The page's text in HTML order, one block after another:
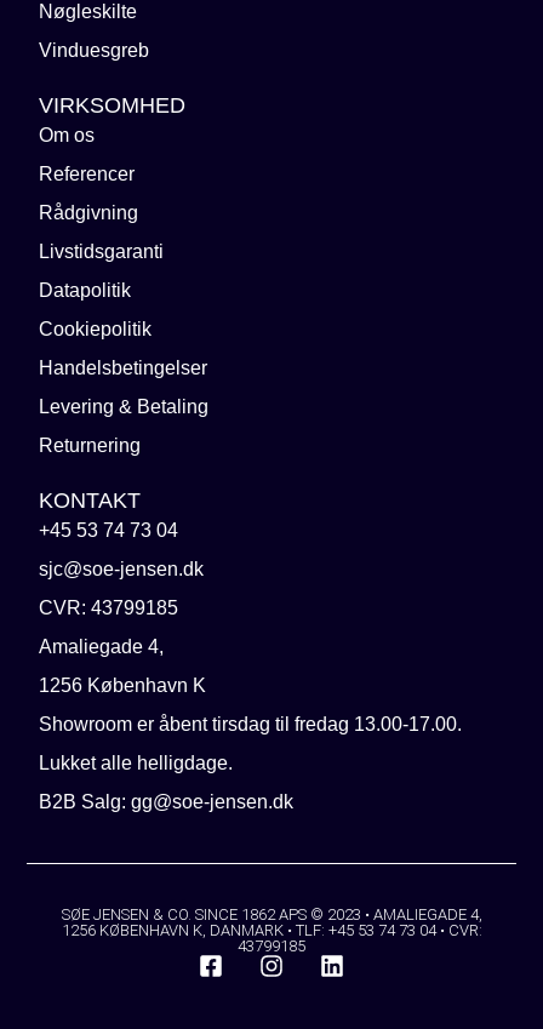
Nøgleskilte
Vinduesgreb
VIRKSOMHED
Om os
Referencer
Rådgivning
Livstidsgaranti
Datapolitik
Cookiepolitik
Handelsbetingelser
Levering & Betaling
Returnering
KONTAKT
+45 53 74 73 04
sjc@soe-jensen.dk
CVR: 43799185
Amaliegade 4,
1256 København K
Showroom er åbent tirsdag til fredag 13.00-17.00.
Lukket alle helligdage.
B2B Salg: gg@soe-jensen.dk
SØE JENSEN & CO. SINCE 1862 APS © 2023 • AMALIEGADE 4,
1256 KØBENHAVN K, DANMARK • TLF: +45 53 74 73 04 • CVR:
43799185